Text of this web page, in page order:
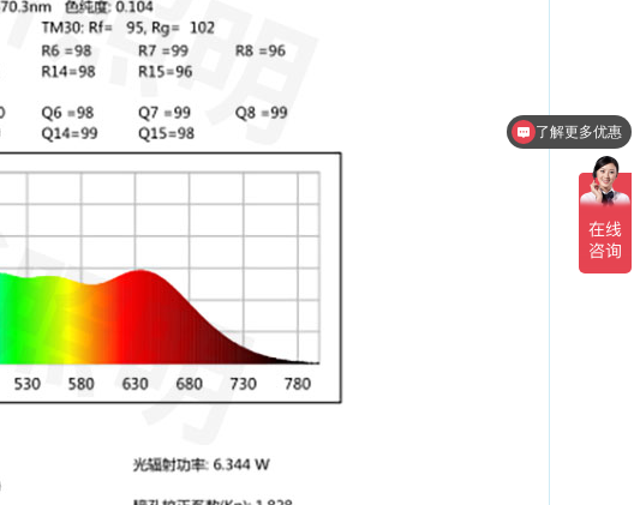
免费获取照明设计方案
了解更多优惠